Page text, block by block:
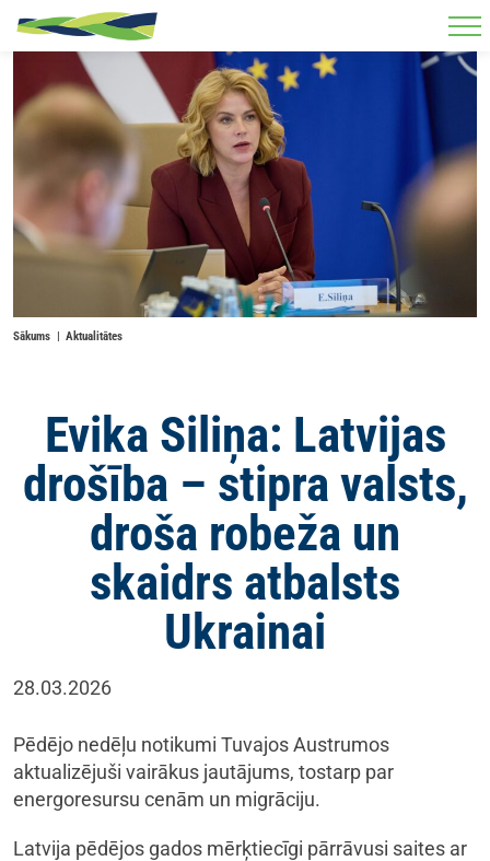
Skip to main content
Sākums Aktualitātes
Evika Siliņa: Latvijas
drošība – stipra valsts,
droša robeža un
skaidrs atbalsts
Ukrainai
28.03.2026
Pēdējo nedēļu notikumi Tuvajos Austrumos
aktualizējuši vairākus jautājums, tostarp par
energoresursu cenām un migrāciju.
Latvija pēdējos gados mērķtiecīgi pārrāvusi saites ar